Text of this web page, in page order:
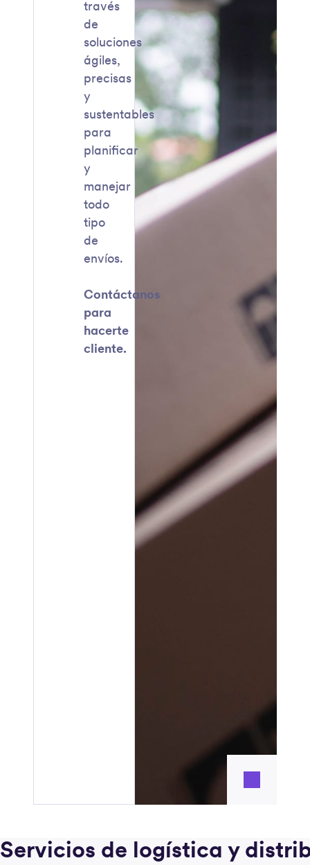
través
de
soluciones
ágiles,
precisas
y
sustentables
para
planificar
y
manejar
todo
tipo
de
envíos.
Contáctanos
para
hacerte
cliente.
Servicios de logística y